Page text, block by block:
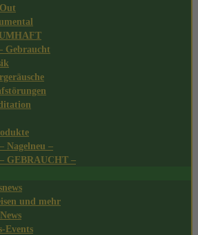
Gebraucht
Nagelneu –
GEBRAUCHT –
und mehr
Events